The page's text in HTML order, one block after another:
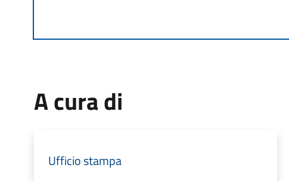
A cura di
Ufficio stampa